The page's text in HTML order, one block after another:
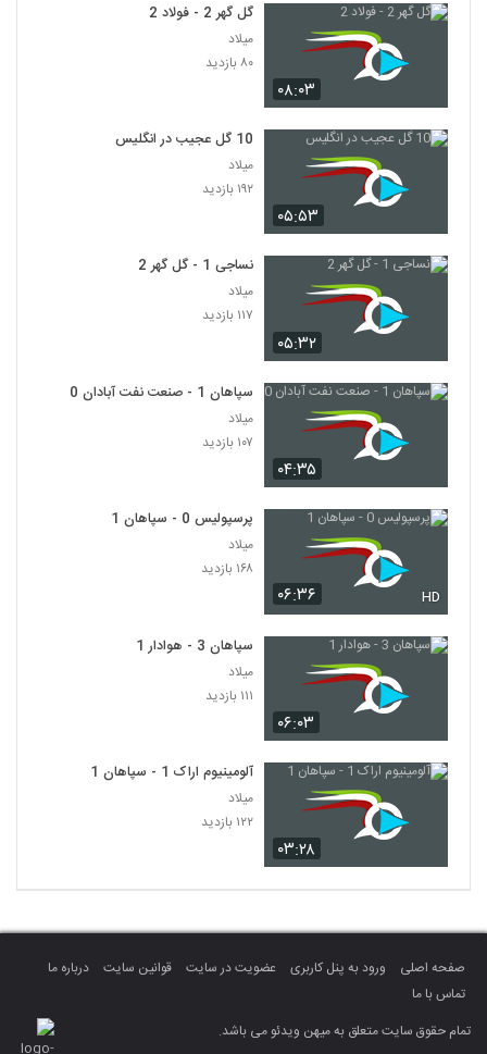
۰۸:۰۳
گل گهر 2 - فولاد 2
میلاد
۸۰ بازدید
۰۵:۵۳
10 گل عجیب در انگلیس
میلاد
۱۹۲ بازدید
۰۵:۳۲
نساجی 1 - گل گهر 2
میلاد
۱۱۷ بازدید
۰۴:۳۵
سپاهان 1 - صنعت نفت آبادان 0
میلاد
۱۰۷ بازدید
۰۶:۳۶ HD
پرسپولیس 0 - سپاهان 1
میلاد
۱۶۸ بازدید
۰۶:۰۳
سپاهان 3 - هوادار 1
میلاد
۱۱۱ بازدید
۰۳:۲۸
آلومینیوم اراک 1 - سپاهان 1
میلاد
۱۲۲ بازدید
صفحه اصلی ورود به پنل کاربری عضویت در سایت قوانین سایت
درباره ما
تماس با ما
تمام حقوق سایت متعلق به میهن ویدئو می باشد.